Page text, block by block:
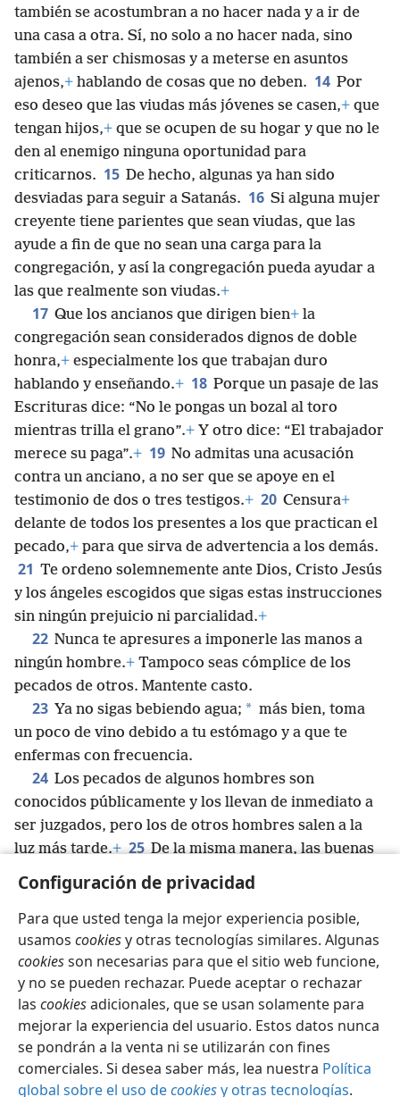
Configuración de privacidad
Para que usted tenga la mejor experiencia posible,
usamos cookiesy otras tecnologías similares. Algunas
cookiesson necesarias para que el sitio web funcione,
y no se pueden rechazar. Puede aceptar o rechazar
las cookiesadicionales, que se usan solamente para
mejorar la experiencia del usuario. Estos datos nunca
se pondrán a la venta ni se utilizarán con fines
comerciales. Si desea saber más, lea nuestra Política
global sobre el uso decookiesy otras tecnologías.
también se acostumbran a no hacer nada y a ir de
una casa a otra. Sí, no solo a no hacer nada, sino
también a ser chismosas y a meterse en asuntos
ajenos,+ hablando de cosas que no deben. 14 Por
eso deseo que las viudas más jóvenes se casen,+ que
tengan hijos,+ que se ocupen de su hogar y que no le
den al enemigo ninguna oportunidad para
criticarnos. 15 De hecho, algunas ya han sido
desviadas para seguir a Satanás. 16 Si alguna mujer
creyente tiene parientes que sean viudas, que las
ayude a fin de que no sean una carga para la
congregación, y así la congregación pueda ayudar a
las que realmente son viudas.+
17 Que los ancianos que dirigen bien+ la
congregación sean considerados dignos de doble
honra,+ especialmente los que trabajan duro
hablando y enseñando.+ 18 Porque un pasaje de las
Escrituras dice: “No le pongas un bozal al toro
mientras trilla el grano”.+ Y otro dice: “El trabajador
merece su paga”.+ 19 No admitas una acusación
contra un anciano, a no ser que se apoye en el
testimonio de dos o tres testigos.+ 20 Censura+
delante de todos los presentes a los que practican el
pecado,+ para que sirva de advertencia a los demás.
21 Te ordeno solemnemente ante Dios, Cristo Jesús
y los ángeles escogidos que sigas estas instrucciones
sin ningún prejuicio ni parcialidad.+
22 Nunca te apresures a imponerle las manos a
ningún hombre.+ Tampoco seas cómplice de los
pecados de otros. Mantente casto.
23 Ya no sigas bebiendo agua; * más bien, toma
un poco de vino debido a tu estómago y a que te
enfermas con frecuencia.
24 Los pecados de algunos hombres son
conocidos públicamente y los llevan de inmediato a
ser juzgados, pero los de otros hombres salen a la
luz más tarde.+ 25 De la misma manera, las buenas
obras son conocidas públicamente
son no pueden mantenerse ocultas.
Español Compartir Configuración
Copyright © 2026 Watch Tower Bible and Tract Society of Pennsylvania
Condiciones de uso
Política de privacidad
Configuración de privacidad
JW.ORG Iniciar sesión